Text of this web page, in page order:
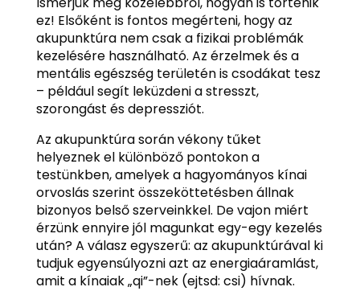
ez! Elsőként is fontos megérteni, hogy az
akupunktúra nem csak a fizikai problémák
kezelésére használható. Az érzelmek és a
mentális egészség területén is csodákat tesz
– például segít leküzdeni a stresszt,
szorongást és depressziót.
Az akupunktúra során vékony tűket
helyeznek el különböző pontokon a
testünkben, amelyek a hagyományos kínai
orvoslás szerint összeköttetésben állnak
bizonyos belső szerveinkkel. De vajon miért
érzünk ennyire jól magunkat egy-egy kezelés
után? A válasz egyszerű: az akupunktúrával ki
tudjuk egyensúlyozni azt az energiaáramlást,
amit a kínaiak „qi”-nek (ejtsd: csi) hívnak.